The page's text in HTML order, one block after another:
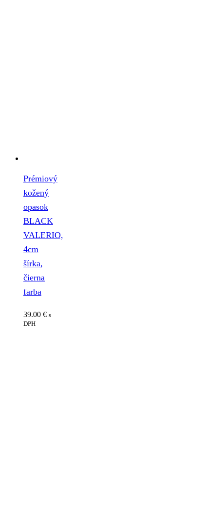
Prémiový
kožený
opasok
BLACK
VALERIO,
4cm
šírka,
čierna
farba
39.00 € s
DPH